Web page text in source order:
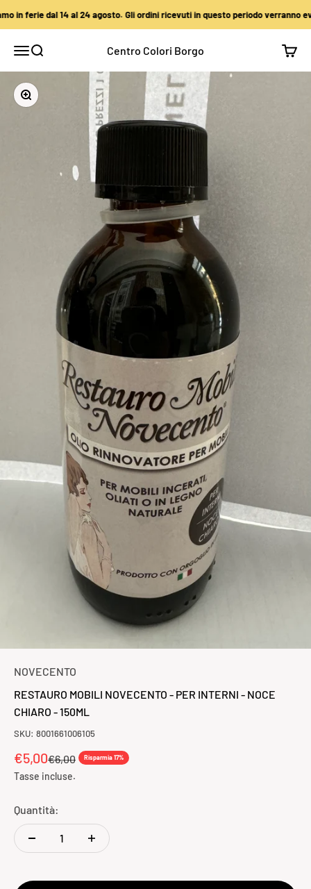
ferie dal 14 al 24 agosto. Gli ordini ricevuti in questo periodo verranno
Apri il menu di navigazione
Mostra il menu di ricercaCentro Colori Borgo
Ingrandisci immagine
NOVECENTO
RESTAURO MOBILI NOVECENTO - PER INTERNI - NOCE
CHIARO - 150ML
SKU: 8001661006105
Prezzo scontato
€5,00Prezzo
€6,00 Risparmia 17%
Tasse incluse.
Quantità: